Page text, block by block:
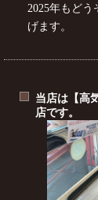
2025年もど
げます。
当店は【高
店です。